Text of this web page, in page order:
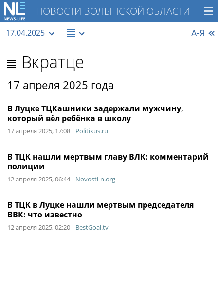
НОВОСТИ ВОЛЫНСКОЙ ОБЛАСТИ
17.04.2025 А-Я
Вкратце
17 апреля 2025 года
В Луцке ТЦКашники задержали мужчину,
который вёл ребёнка в школу
17 апреля 2025, 17:08 Politikus.ru
В ТЦК нашли мертвым главу ВЛК: комментарий
полиции
12 апреля 2025, 06:44 Novosti-n.org
В ТЦК в Луцке нашли мертвым председателя
ВВК: что известно
12 апреля 2025, 02:20 BestGoal.tv